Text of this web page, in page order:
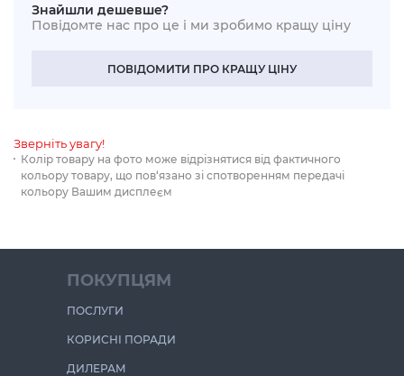
Знайшли дешевше?
Повідомте нас про це і ми зробимо кращу ціну
ПОВІДОМИТИ ПРО КРАЩУ ЦІНУ
Зверніть увагу!
Колір товару на фото може відрізнятися від фактичного
кольору товару, що пов‘язано зі спотворенням передачі
кольору Вашим дисплеєм
ПОКУПЦЯМ
ПОСЛУГИ
КОРИСНІ ПОРАДИ
ДИЛЕРАМ